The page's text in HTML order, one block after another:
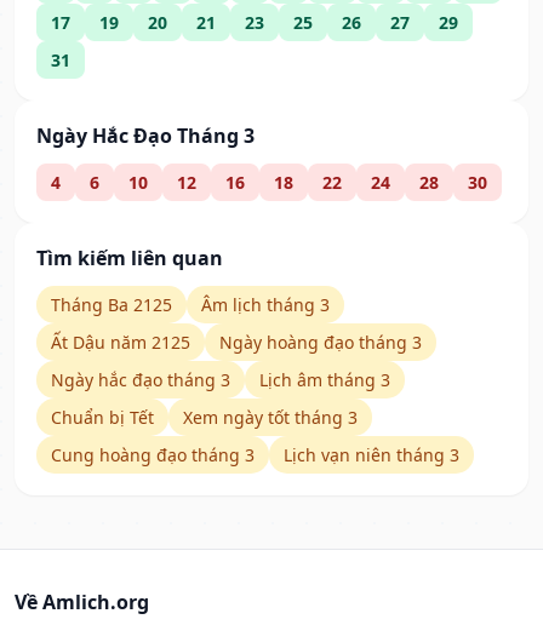
17
19 20 21 23 25 26 27
29
31
Ngày Hắc Đạo Tháng 3
4 6 10 12 16 18 22 24 28 30
Tìm kiếm liên quan
Tháng Ba 2125
Âm lịch tháng 3
Ất Dậu năm 2125
Ngày hoàng đạo tháng 3
Ngày hắc đạo tháng 3
Lịch âm tháng 3
Chuẩn bị Tết
Xem ngày tốt tháng 3
Cung hoàng đạo tháng 3
Lịch vạn niên tháng 3
Về Amlich.org